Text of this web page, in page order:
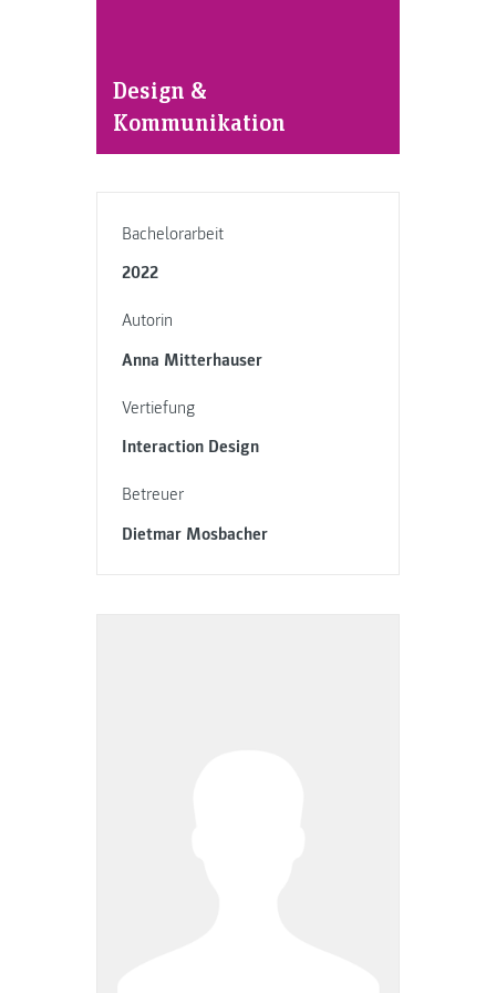
Design &
Kommunikation
Bachelorarbeit
2022
Autorin
Anna Mitterhauser
Vertiefung
Interaction Design
Betreuer
Dietmar Mosbacher